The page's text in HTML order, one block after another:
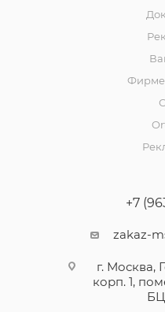
+7
zakaz-
г. Москва,
корп. 1,